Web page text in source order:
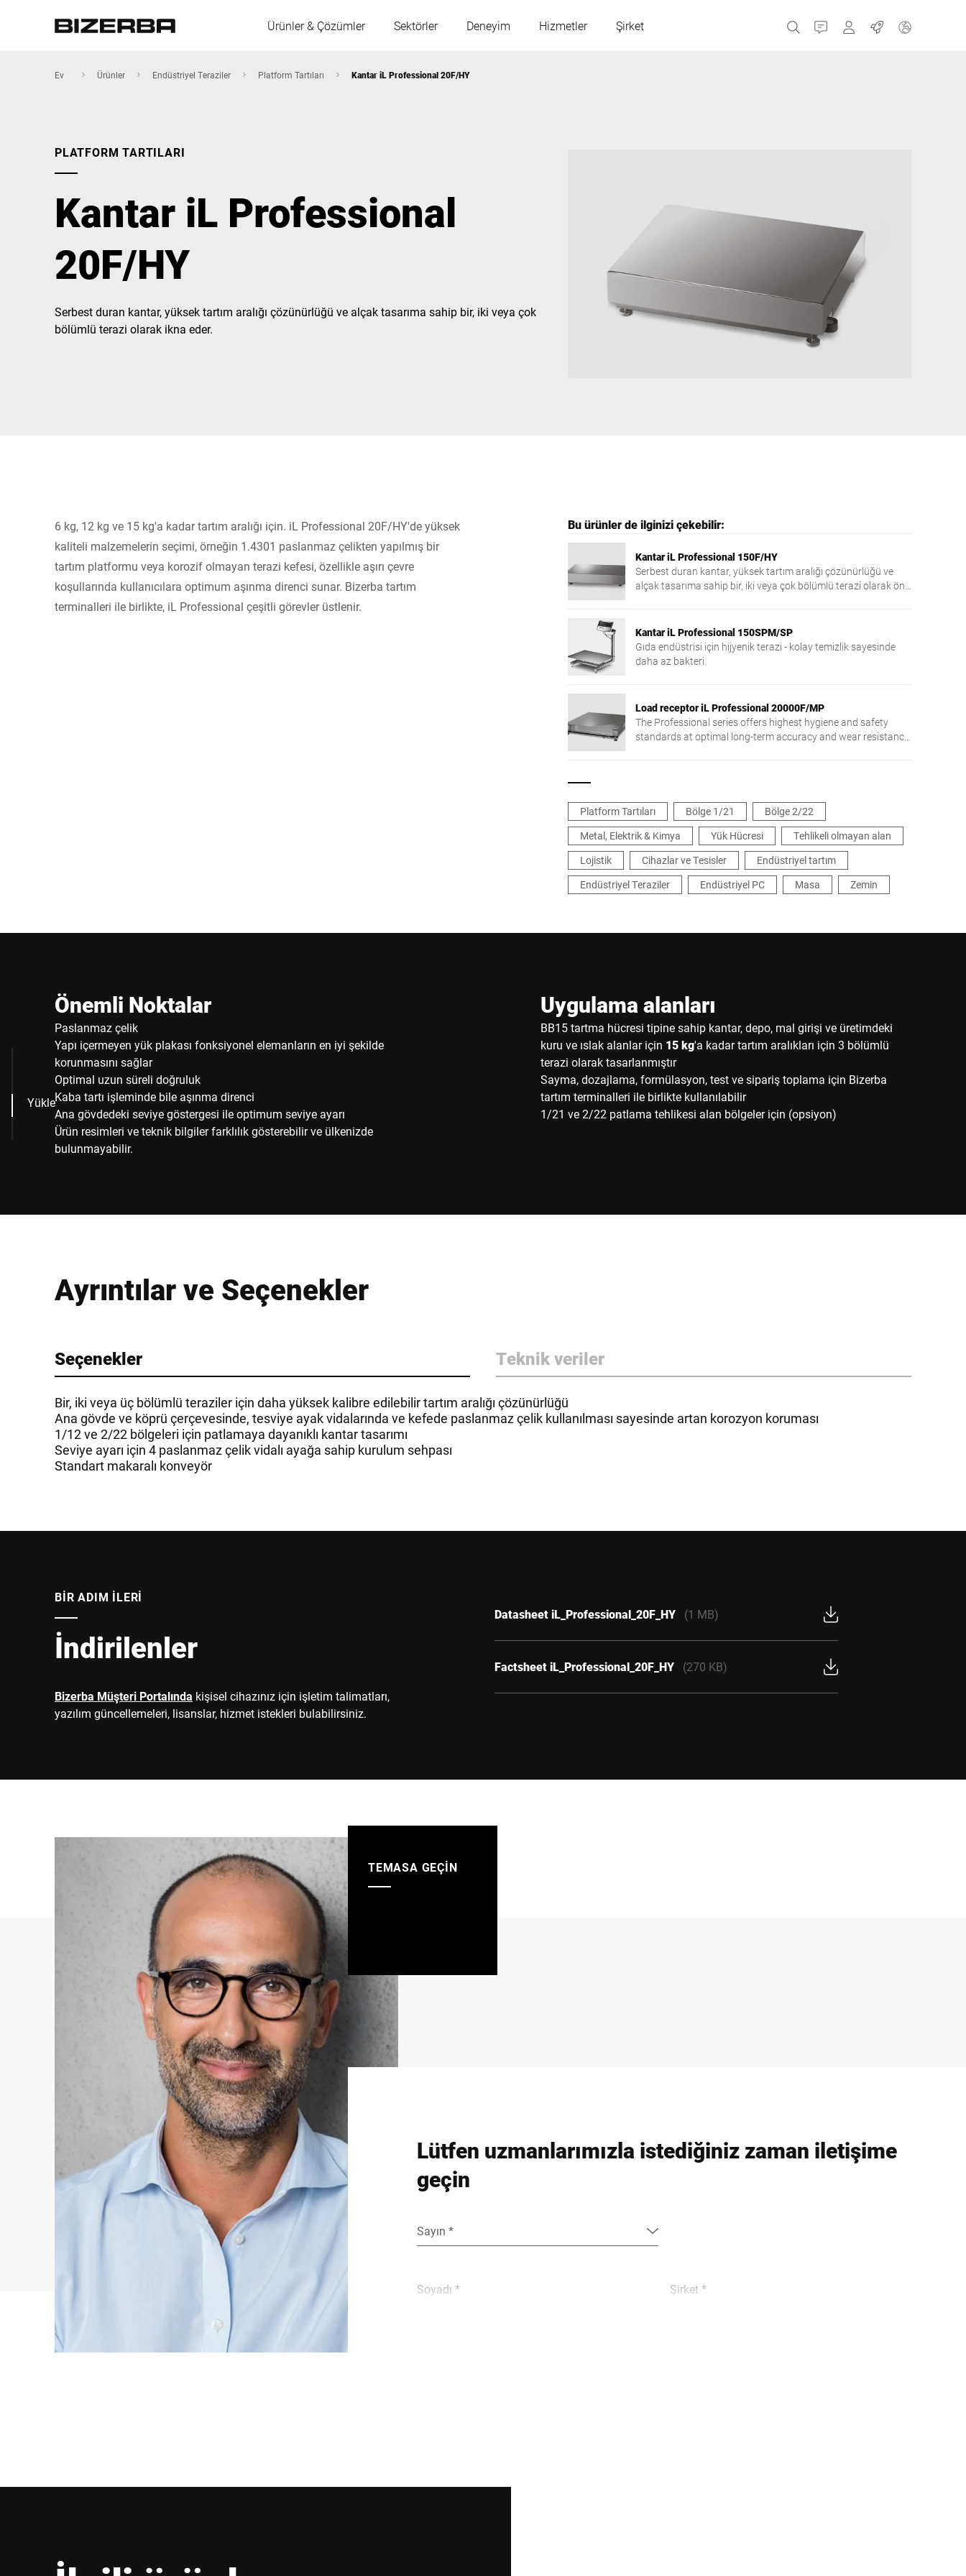
Ürünler & Çözümler Sektörler Deneyim Hizmetler Şirket İletişim MyBizerba
işler
Macaristan
ispanya
Ukrayna
Amerika
Asya
Avustralya
Afrika
Ev Ürünler Endüstriyel Teraziler Platform Tartıları Kantar iL Professional 20F/HY
PLATFORM TARTILARI
Kantar iL Professional
20F/HY
Serbest duran kantar, yüksek tartım aralığı çözünürlüğü ve alçak tasarıma sahip bir, iki veya çok
bölümlü terazi olarak ikna eder.
6 kg, 12 kg ve 15 kg'a kadar tartım aralığı için. iL Professional 20F/HY'de yüksek
kaliteli malzemelerin seçimi, örneğin 1.4301 paslanmaz çelikten yapılmış bir
tartım platformu veya korozif olmayan terazi kefesi, özellikle aşırı çevre
koşullarında kullanıcılara optimum aşınma direnci sunar. Bizerba tartım
terminalleri ile birlikte, iL Professional çeşitli görevler üstlenir.
Bu ürünler de ilginizi çekebilir:
Kantar iL Professional 150F/HY
Serbest duran kantar, yüksek tartım aralığı çözünürlüğü ve
alçak tasarıma sahip bir, iki veya çok bölümlü terazi olarak öne
Kantar iL Professional 150SPM/SP
Gıda endüstrisi için hijyenik terazi - kolay temizlik sayesinde
daha az bakteri.
Load receptor iL Professional 20000F/MP
The Professional series offers highest hygiene and safety
standards at optimal long-term accuracy and wear resistance.
Platform Tartıları
Bölge 1/21
Bölge 2/22
Metal, Elektrik & Kimya
Yük Hücresi
Tehlikeli olmayan alan
Lojistik
Cihazlar ve Tesisler
Endüstriyel tartım
Endüstriyel Teraziler
Endüstriyel PC Masa Zemin
Yükle
Önemli Noktalar
Paslanmaz çelik
Yapı içermeyen yük plakası fonksiyonel elemanların en iyi şekilde
korunmasını sağlar
Optimal uzun süreli doğruluk
Kaba tartı işleminde bile aşınma direnci
Ana gövdedeki seviye göstergesi ile optimum seviye ayarı
Ürün resimleri ve teknik bilgiler farklılık gösterebilir ve ülkenizde
bulunmayabilir.
Uygulama alanları
BB15 tartma hücresi tipine sahip kantar, depo, mal girişi ve üretimdeki
kuru ve ıslak alanlar için 15 kg'a kadar tartım aralıkları için 3 bölümlü
terazi olarak tasarlanmıştır
Sayma, dozajlama, formülasyon, test ve sipariş toplama için Bizerba
tartım terminalleri ile birlikte kullanılabilir
1/21 ve 2/22 patlama tehlikesi alan bölgeler için (opsiyon)
Ayrıntılar ve Seçenekler
Seçenekler Teknik veriler
Bir, iki veya üç bölümlü teraziler için daha yüksek kalibre edilebilir tartım aralığı çözünürlüğü
Ana gövde ve köprü çerçevesinde, tesviye ayak vidalarında ve kefede paslanmaz çelik kullanılması sayesinde artan korozyon koruması
1/12 ve 2/22 bölgeleri için patlamaya dayanıklı kantar tasarımı
Seviye ayarı için 4 paslanmaz çelik vidalı ayağa sahip kurulum sehpası
Standart makaralı konveyör
BIR ADIM ILERI
İndirilenler
Bizerba Müşteri Portalında kişisel cihazınız için işletim talimatları,
yazılım güncellemeleri, lisanslar, hizmet istekleri bulabilirsiniz.
Datasheet iL_Professional_20F_HY (1 MB)
Factsheet iL_Professional_20F_HY (270 KB)
TEMASA GEÇIN
Lütfen uzmanlarımızla istediğiniz zaman iletişime
geçin
Sayın *
Soyadı * Şirket *